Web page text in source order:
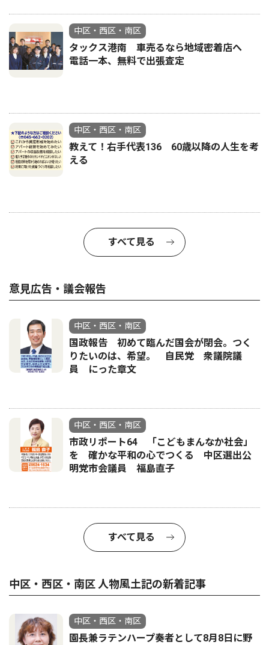
中区・西区・南区
タックス港南 車売るなら地域密着店へ
電話一本、無料で出張査定
中区・西区・南区
教えて！右手代表136 60歳以降の人生を考
える
すべて見る
意見広告・議会報告
中区・西区・南区
国政報告 初めて臨んだ国会が閉会。つく
りたいのは、希望。 自民党 衆議院議
員 にった章文
中区・西区・南区
市政リポート64 「こどもまんなか社会」
を 確かな平和の心でつくる 中区選出公
明党市会議員 福島直子
すべて見る
中区・西区・南区 人物風土記の新着記事
中区・西区・南区
園長兼ラテンハープ奏者として8月8日に野